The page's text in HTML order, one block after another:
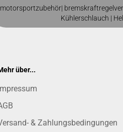
motorsportzubehör|
Kühlerschlauch |
über...
& Zahlungsbedingungen